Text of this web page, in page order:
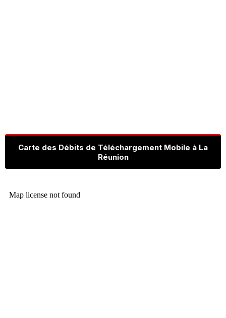
Carte des Débits de Téléchargement Mobile à La
Réunion